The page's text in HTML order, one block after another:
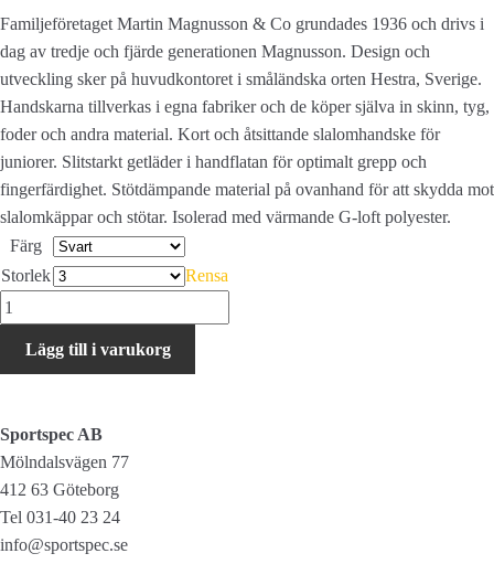
Familjeföretaget Martin Magnusson & Co grundades 1936 och drivs i
dag av tredje och fjärde generationen Magnusson. Design och
utveckling sker på huvudkontoret i småländska orten Hestra, Sverige.
Handskarna tillverkas i egna fabriker och de köper själva in skinn, tyg,
foder och andra material. Kort och åtsittande slalomhandske för
juniorer. Slitstarkt getläder i handflatan för optimalt grepp och
fingerfärdighet. Stötdämpande material på ovanhand för att skydda mot
slalomkäppar och stötar. Isolerad med värmande G-loft polyester.
Färg
Storlek
Rensa
Hestra
Impact
Racing
mängd
Lägg till i varukorg
Sportspec AB
Mölndalsvägen 77
412 63 Göteborg
Tel 031-40 23 24
info@sportspec.se